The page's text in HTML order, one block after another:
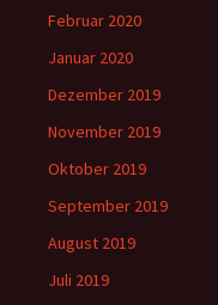
Februar 2020
Januar 2020
Dezember 2019
November 2019
Oktober 2019
September 2019
August 2019
Juli 2019